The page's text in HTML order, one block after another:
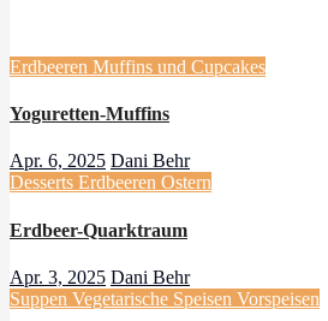
Erdbeeren Muffins und Cupcakes
Yoguretten-Muffins
Apr. 6, 2025 Dani Behr
Desserts Erdbeeren Ostern
Erdbeer-Quarktraum
Apr. 3, 2025 Dani Behr
Suppen Vegetarische Speisen Vorspeisen